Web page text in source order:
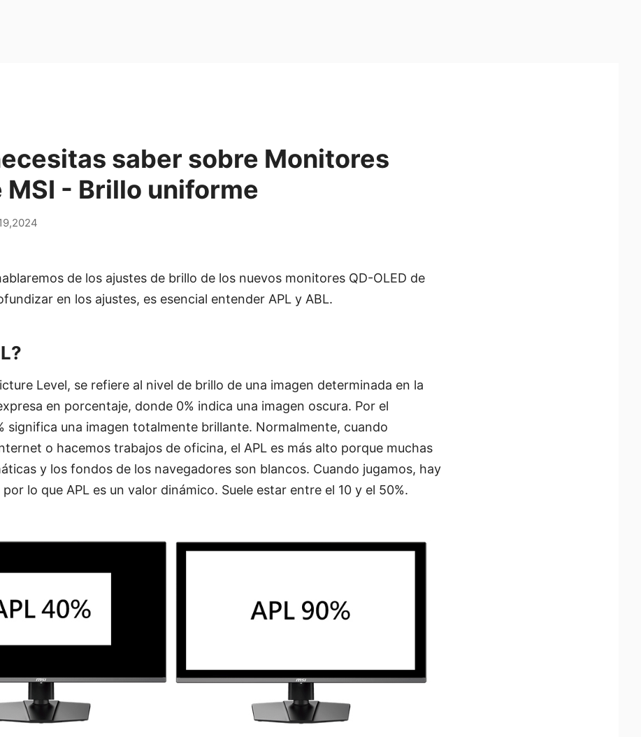
saber sobre Monitores
MSI - Brillo uniforme
de los ajustes de brillo de los nuevos monitores QD-OLED de
en los ajustes, es esencial entender APL y ABL.
Level, se refiere al nivel de brillo de una imagen determinada en la
en porcentaje, donde 0% indica una imagen oscura. Por el
significa una imagen totalmente brillante. Normalmente, cuando
o hacemos trabajos de oficina, el APL es más alto porque muchas
y los fondos de los navegadores son blancos. Cuando jugamos, hay
lo que APL es un valor dinámico. Suele estar entre el 10 y el 50%.